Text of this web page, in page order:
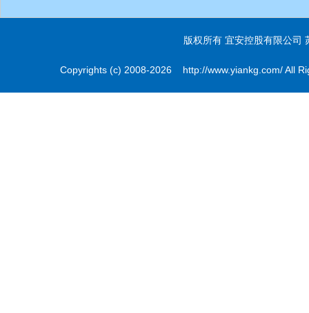
版权所有 宜安控股有限公司
Copyrights (c) 2008-2026 http://www.yiankg.com/ All